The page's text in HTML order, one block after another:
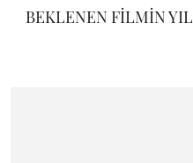
BEKLENEN FİLMİN